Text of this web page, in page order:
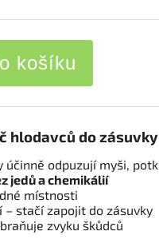
košíku
hlodavců do zásuvky
odpuzují myši,
jedů a chemikálií
místnosti
– stačí zapojit do zásuvky
zvyku škůdců